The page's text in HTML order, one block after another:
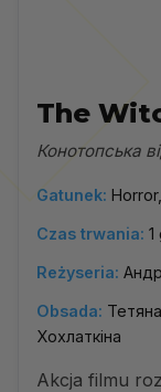
The
Конотопська
Gatunek:
Czas trwania: 1
Reżyseria:
Obsada:
Хохлаткіна
Akcja filmu